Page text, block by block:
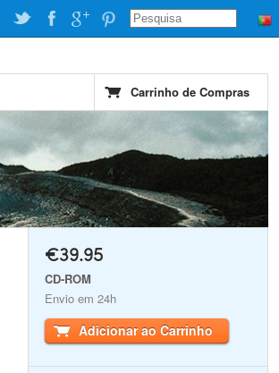
Carrinho de Compras
€39.95
CD-ROM
Envio em 24h
Adicionar ao Carrinho